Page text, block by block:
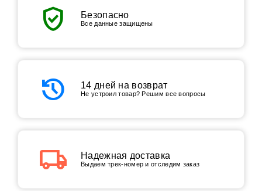
verified_user Безопасно
Все данные защищены
history 14 дней на возврат
Не устроил товар? Решим все вопросы
local_shipping Надежная доставка
Выдаем трек-номер и отследим заказ